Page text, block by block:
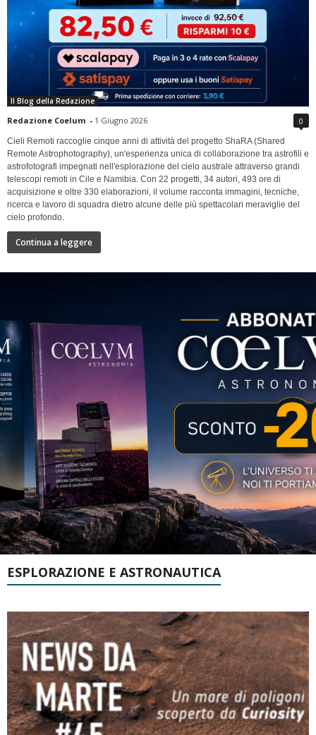
Il Blog della Redazione
Redazione Coelum - 1 Giugno 2026 0
Cieli Remoti raccoglie cinque anni di attività del progetto ShaRA (Shared
Remote Astrophotography), un'esperienza unica di collaborazione tra astrofili e
astrofotografi impegnati nell'esplorazione del cielo australe attraverso grandi
telescopi remoti in Cile e Namibia. Con 22 progetti, 34 autori, 493 ore di
acquisizione e oltre 330 elaborazioni, il volume racconta immagini, tecniche,
ricerca e lavoro di squadra dietro alcune delle più spettacolari meraviglie del
cielo profondo.
Continua a leggere
ESPLORAZIONE E ASTRONAUTICA